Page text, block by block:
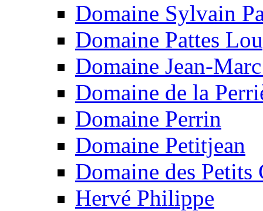
Domaine Sylvain
Domaine Pattes
Domaine Jean-
Domaine de la
Domaine Perrin
Domaine Petitjean
Domaine des Petits
Hervé Philippe